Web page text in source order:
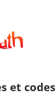
et